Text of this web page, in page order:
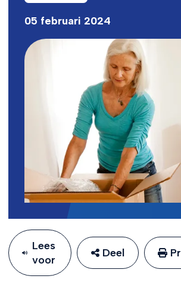
05 februari 2024
Lees
voor
Deel